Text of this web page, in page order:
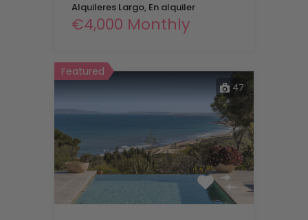
Alquileres Largo, En alquiler
€4,000 Monthly
Featured
47